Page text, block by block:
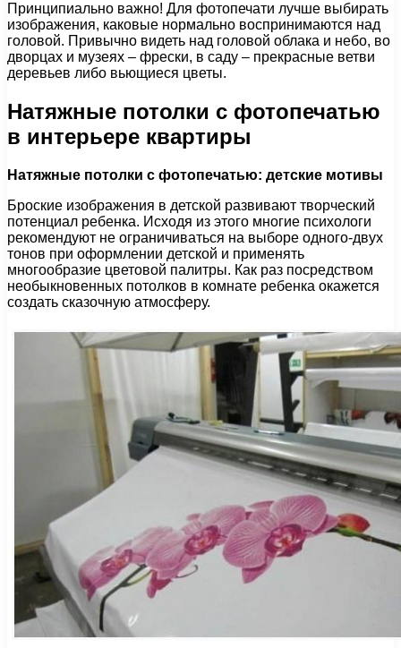
Принципиально важно! Для фотопечати лучше выбирать
изображения, каковые нормально воспринимаются над
головой. Привычно видеть над головой облака и небо, во
дворцах и музеях – фрески, в саду – прекрасные ветви
деревьев либо вьющиеся цветы.
Натяжные потолки с фотопечатью
в интерьере квартиры
Натяжные потолки с фотопечатью: детские мотивы
Броские изображения в детской развивают творческий
потенциал ребенка. Исходя из этого многие психологи
рекомендуют не ограничиваться на выборе одного-двух
тонов при оформлении детской и применять
многообразие цветовой палитры. Как раз посредством
необыкновенных потолков в комнате ребенка окажется
создать сказочную атмосферу.